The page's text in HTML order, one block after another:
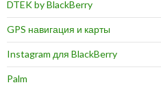
DTEK by BlackBerry
GPS навигация и карты
Instagram для BlackBerry
Palm